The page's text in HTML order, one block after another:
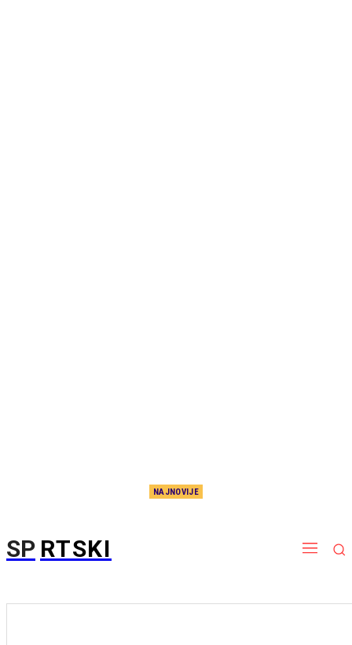
NAJNOVIJE
SP RTSKI